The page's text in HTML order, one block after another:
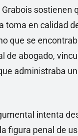
sostienen
toma en calidad
que se
de abogado,
administraba
intenta
figura penal de